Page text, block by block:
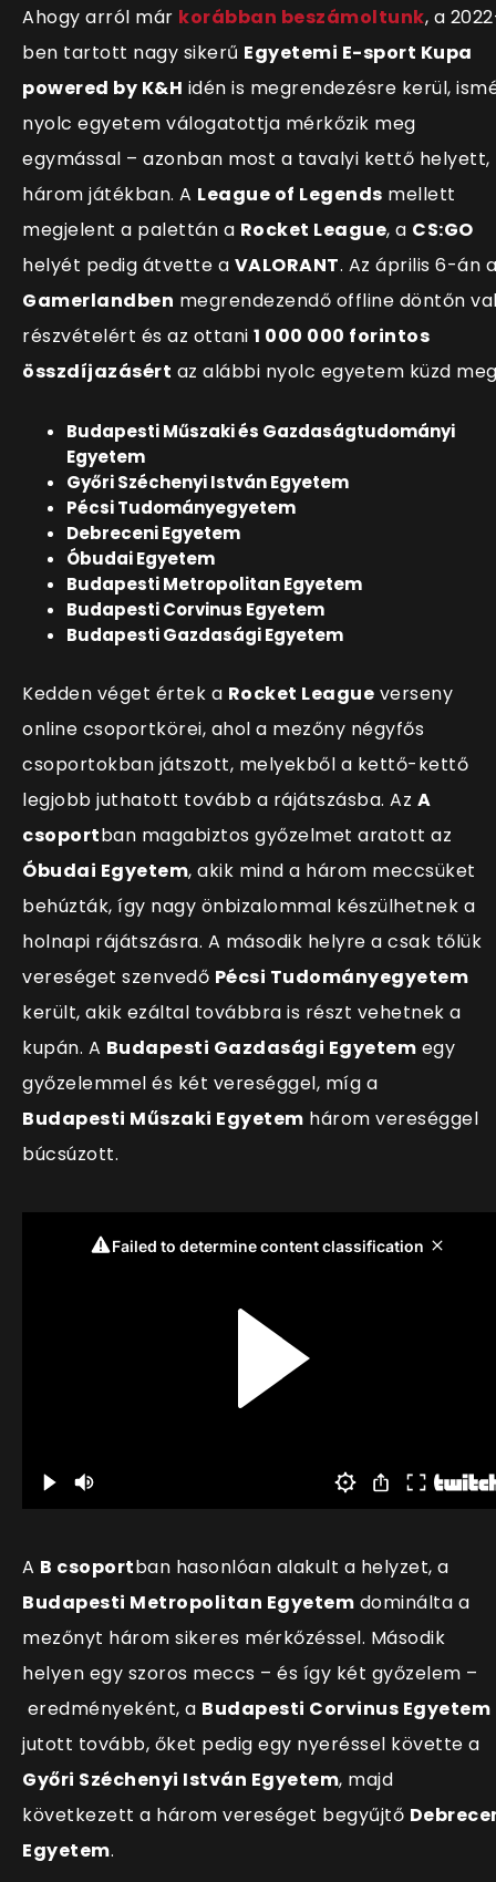
Ahogy arról már korábban beszámoltunk, a
ben tartott nagy sikerű Egyetemi E-sport Kupa
powered by K&H idén is megrendezésre kerül,
nyolc egyetem válogatottja mérkőzik meg
egymással – azonban most a tavalyi kettő helyett,
három játékban. A League of Legends mellett
megjelent a palettán a Rocket League, a CS:GO
helyét pedig átvette a VALORANT. Az április 6-án a
Gamerlandben megrendezendő offline döntőn
részvételért és az ottani 1 000 000 forintos
összdíjazásért az alábbi nyolc egyetem küzd
Budapesti Műszaki és Gazdaságtudományi
Egyetem
Győri Széchenyi István Egyetem
Pécsi Tudományegyetem
Debreceni Egyetem
Óbudai Egyetem
Budapesti Metropolitan Egyetem
Budapesti Corvinus Egyetem
Budapesti Gazdasági Egyetem
Kedden véget értek a Rocket League verseny
online csoportkörei, ahol a mezőny négyfős
csoportokban játszott, melyekből a kettő-kettő
legjobb juthatott tovább a rájátszásba. Az A
csoportban magabiztos győzelmet aratott az
Óbudai Egyetem, akik mind a három meccsüket
behúzták, így nagy önbizalommal készülhetnek a
holnapi rájátszásra. A második helyre a csak tőlük
vereséget szenvedő Pécsi Tudományegyetem
került, akik ezáltal továbbra is részt vehetnek a
kupán. A Budapesti Gazdasági Egyetem egy
győzelemmel és két vereséggel, míg a
Budapesti Műszaki Egyetem három vereséggel
búcsúzott.
A B csoportban hasonlóan alakult a helyzet, a
Budapesti Metropolitan Egyetem dominálta a
mezőnyt három sikeres mérkőzéssel. Második
helyen egy szoros meccs – és így két győzelem –
eredményeként, a Budapesti Corvinus Egyetem
jutott tovább, őket pedig egy nyeréssel követte a
Győri Széchenyi István Egyetem, majd
következett a három vereséget begyűjtő
Egyetem.